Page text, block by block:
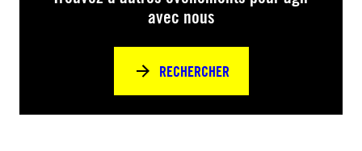
avec nous
RECHERCHER